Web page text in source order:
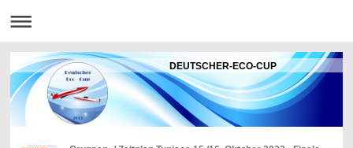
DEUTSCHER-ECO-CUP